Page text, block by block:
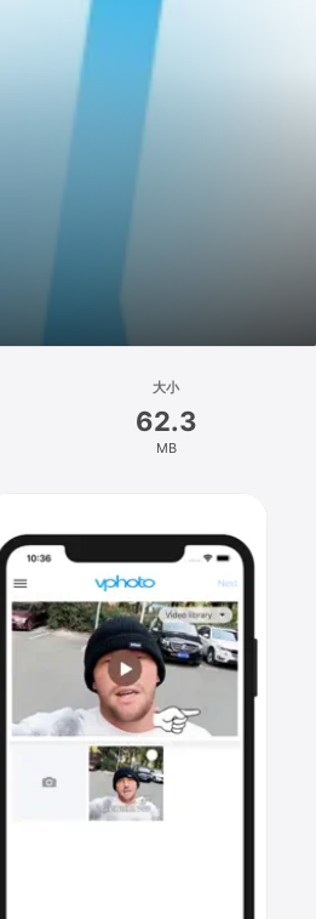
大小
62.3
MB